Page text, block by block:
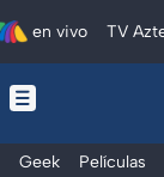
en vivo TV
Geek Películas